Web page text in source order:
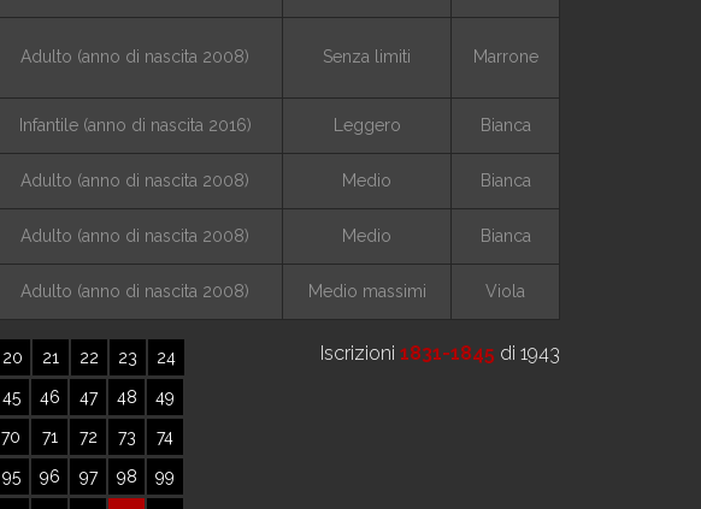
Adulto (anno di nascita 2008) Senza limiti Marrone
Infantile (anno di nascita 2016) Leggero Bianca
Adulto (anno di nascita 2008) Medio Bianca
Adulto (anno di nascita 2008) Medio Bianca
Adulto (anno di nascita 2008) Medio massimi Viola
20 21 22 23 24
45 46 47 48 49
70 71 72 73 74
95 96 97 98 99
Iscrizioni 1831-1845 di 1943